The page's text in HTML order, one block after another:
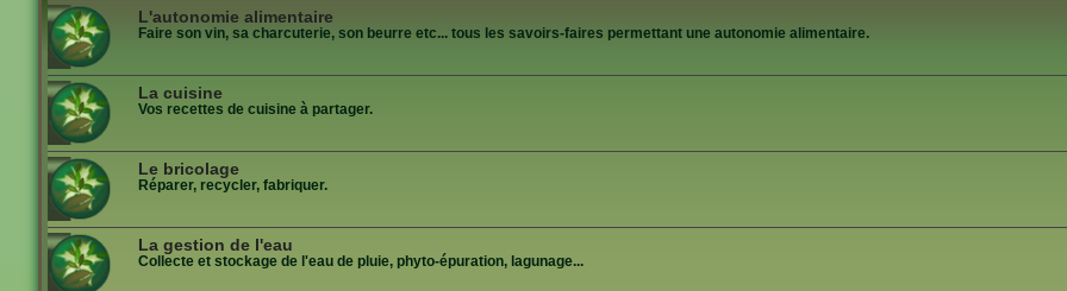
L'autonomie alimentaire
Faire son vin, sa charcuterie, son beurre etc... tous les savoirs-faires permettant une autonomie alimentaire.
La cuisine
Vos recettes de cuisine à partager.
Le bricolage
Réparer, recycler, fabriquer.
La gestion de l'eau
Collecte et stockage de l'eau de pluie, phyto-épuration, lagunage...